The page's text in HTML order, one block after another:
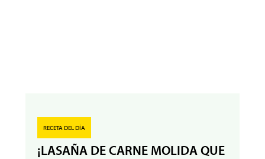
RECETA DEL DÍA
¡LASAÑA DE CARNE MOLIDA QUE